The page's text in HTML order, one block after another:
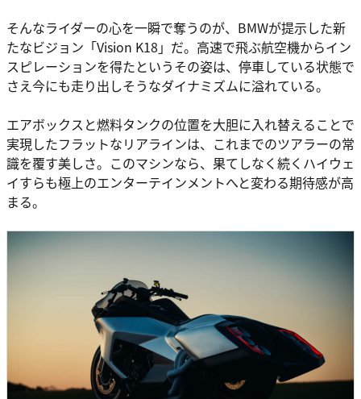
そんなライダーの心を一瞬で奪うのが、BMWが提示した新
たなビジョン「Vision K18」だ。高速で飛ぶ航空機からイン
スピレーションを得たというその姿は、停車している状態で
さえ今にも走り出しそうなダイナミズムに溢れている。
エアボックスと燃料タンクの位置を大胆に入れ替えることで
実現したフラットなリアラインは、これまでのツアラーの常
識を覆す美しさ。このマシンなら、果てしなく続くハイウェ
イすらも極上のエンターテインメントへと変わる期待感が高
まる。